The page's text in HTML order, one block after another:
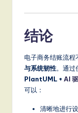
结论
电子商务结账流
与系统韧性。通过
PlantUML + AI
可以：
清晰地进行